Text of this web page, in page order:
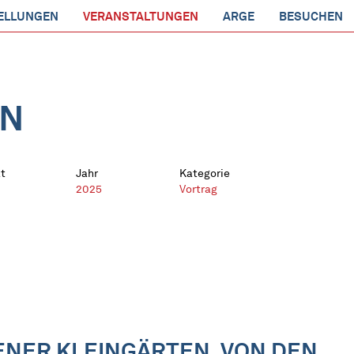
VERANSTALTUNGEN ARGE BESUCHEN
Jahr
2025
Kategorie
Vortrag